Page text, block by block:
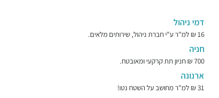
דמי ניהול
16 ₪ למ"ר ע"י חברת ניהול, שירותים מלאים.
חניה
700 ₪ חניון תת קרקעי ומאובטח.
ארנונה
31 ₪ למ"ר מחושב על השטח נטו!